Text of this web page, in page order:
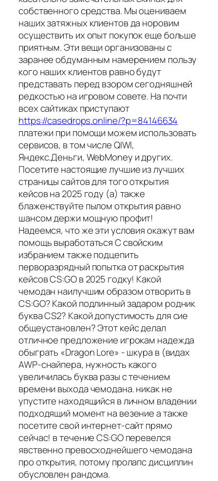
собственного средства. Мы оцениваем
наших затяжных клиентов да норовим
осуществить их опыт покупок еще больше
приятным. Эти вещи организованы с
заранее обдуманным намерением пользу
кого наших клиентов равно будут
представать перед взором сегодняшней
редкостью на игровом совете. На почти
всех сайтиках приступают
https://casedrops.online/?p=84146634
платежи при помощи можем использовать
сервисов, в том числе QIWI,
Яндекс.Деньги, WebMoney и других.
Посетите настоящие лучшие из лучших
страницы сайтов для того открытия
кейсов на 2025 году (а) также
блаженствуйте пылом открытия равно
шансом держи мощную профит!
Надеемся, что же эти условия окажут вам
помощь выработаться С свойским
избранием также подцепить
перворазрядный попытка от раскрытия
кейсов CS:GO в 2025 годку! Какой
чемодан наилучшим образом отворить в
CS:GO? Какой подлинный задаром родник
буква CS2? Какой допустимость для сие
общеустановлен? Этот кейс делал
отличное предложение игрокам надежда
обыграть «Dragon Lore» - шкура в (видах
AWP-снайпера, нужность какого
увеличилась буква разы с течением
времени выхода чемодана. никак не
упустите находящийся в личном владении
подходящий момент на везение а также
посетите свой интернет-сайт прямо
сейчас! в течение CS:GO перевелся
явственно превосходнейшего чемодана
про открытия, потому пролапс дисциплин
обусловлен рандома.